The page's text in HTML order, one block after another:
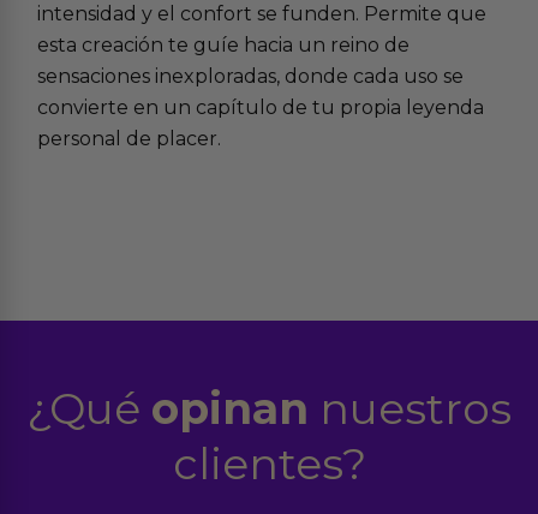
intensidad y el confort se funden. Permite que
esta creación te guíe hacia un reino de
sensaciones inexploradas, donde cada uso se
convierte en un capítulo de tu propia leyenda
personal de placer.
¿Qué opinan nuestros
clientes?